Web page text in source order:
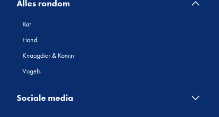
Alles rondom
Kat
Hond
Knaagdier & Konijn
Vogels
Sociale media